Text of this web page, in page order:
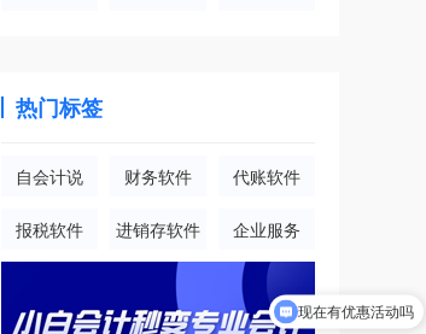
热门标签
自会计说 财务软件 代账软件
报税软件 进销存软件 企业服务
可以介绍下你们的产品么